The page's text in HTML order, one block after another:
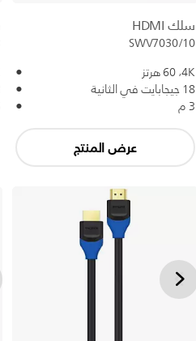
سلك HDMI
SWV7030/10
4K،‏ 60 هرتز
18 جيجابايت في الثانية
3 م
عرض المنتج